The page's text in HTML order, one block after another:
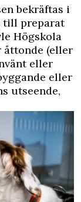
bekräftas i
till preparat
Högskola
åttonde (eller
eller
eller
utseende,